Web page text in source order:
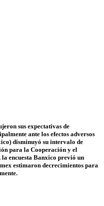
sus expectativas de
ante los efectos adversos
disminuyó su intervalo de
para la Cooperación y el
encuesta Banxico previó un
estimaron decrecimientos para